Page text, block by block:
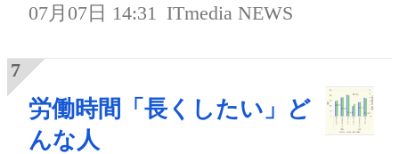
07月07日 14:31 ITmedia NEWS
労働時間「長くしたい」ど
んな人